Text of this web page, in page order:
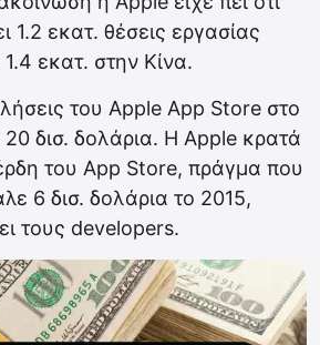
1.2 εκατ. θέσεις εργασίας
εκατ. στην Κίνα.
του Apple App Store στο
δισ. δολάρια. Η Apple κρατά
του App Store, πράγμα που
6 δισ. δολάρια το 2015,
τους developers.